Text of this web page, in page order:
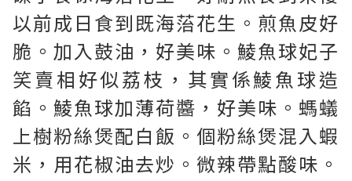
以前成日食到既海菭花生。煎魚皮好
脆。加入鼓油，好美味。鯪魚球妃子
笑賣相好似荔枝，其實係鯪魚球造
餡。鯪魚球加薄荷醬，好美味。螞蟻
上樹粉絲煲配白飯。個粉絲煲混入蝦
米，用花椒油去炒。微辣帶點酸味。